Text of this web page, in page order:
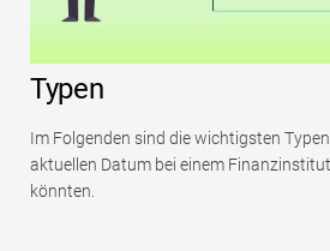
Typen
Im Folgenden sind die wichtigsten
aktuellen Datum bei einem
könnten.